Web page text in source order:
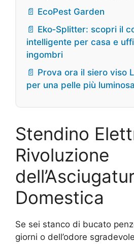
📄 EcoPest Garden
📄 Eko‑Splitter: scopri il
intelligente per casa e
ingombri
📄 Prova ora il siero viso
per una pelle più
Stendino
Rivoluzione
Domestica
Se sei stanco di bucato
giorni o dell’odore